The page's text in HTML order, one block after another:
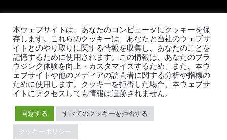
リソース
ブログ
イベント
ドキュメント
Developer Guide
FAQ
サポート
会社概要
会社案内
ニュース
キャリア
お問い合わせ
パートナー
Trust Hub
セキュリティ
本ウェブサイトは、あなたのコンピュータにクッキーを保
存します。これらのクッキーは、あなたと当社のウェブサ
イトとのやり取りに関する情報を収集し、あなたのことを
記憶するために使用されます。この情報は、あなたのブラ
ウジング体験を向上・カスタマイズするため、また、本ウ
ェブサイトや他のメディアの訪問者に関する分析や指標の
ために使用します。クッキーを拒否した場合、本ウェブサ
イトにアクセスしても情報は追跡されません。
同意する すべてのクッキーを拒否する
クッキーポリシー